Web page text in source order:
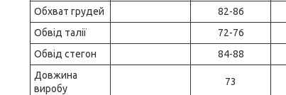
Обхват грудей
82-86
Обвід талії
72-76
Обвід стегон
84-88
Довжина
виробу
73